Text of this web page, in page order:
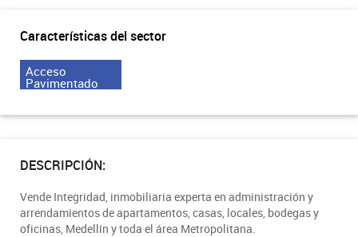
Características del sector
Acceso
Pavimentado
DESCRIPCIÓN:
Vende Integridad, inmobiliaria experta en administración y
arrendamientos de apartamentos, casas, locales, bodegas y
oficinas, Medellín y toda el área Metropolitana.